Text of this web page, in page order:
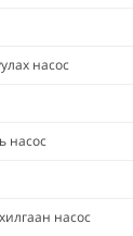
насос
насос
насос